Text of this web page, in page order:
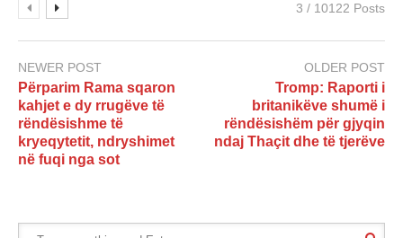
3 / 10122 Posts
NEWER POST
Përparim Rama sqaron
kahjet e dy rrugëve të
rëndësishme të
kryeqytetit, ndryshimet
në fuqi nga sot
OLDER POST
Tromp: Raporti i
britanikëve shumë i
rëndësishëm për gjyqin
ndaj Thaçit dhe të tjerëve